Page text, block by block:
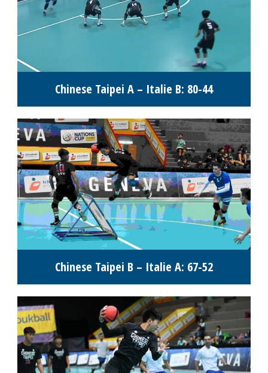
Chinese Taipei A – Italie B: 80-44
Chinese Taipei B – Italie A: 67-52